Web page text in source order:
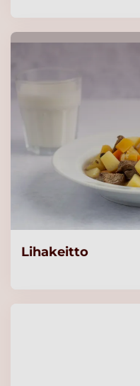
Lihakeitto